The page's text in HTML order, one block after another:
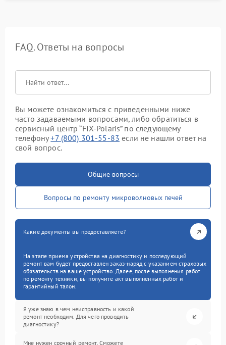
FAQ. Ответы на вопросы
Вы можете ознакомиться с приведенными ниже
часто задаваемыми вопросами, либо обратиться в
сервисный центр “FIX-Polaris” по следующему
телефону+7 (800) 301-55-83 если не нашли ответ на
свой вопрос.
Общие вопросы
Вопросы по ремонту микроволновых печей
Какие документы вы предоставляете?
На этапе приема устройства на диагностику и последующий
ремонт вам будет предоставлен заказ-наряд с указанием страховых
обязательств на ваше устройство. Далее, после выполнения работ
по ремонту техники, вы получите акт выполненных работ и
гарантийный талон.
Я уже знаю в чем неисправность и какой
ремонт необходим. Для чего проводить
диагностику?
Мне нужен срочный ремонт. Сможете